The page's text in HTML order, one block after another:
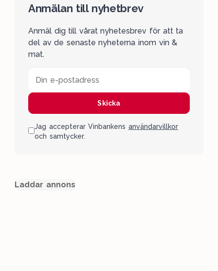
Anmälan till nyhetbrev
Anmäl dig till vårat nyhetesbrev för att ta
del av de senaste nyheterna inom vin &
mat.
Din e-postadress
Skicka
Jag accepterar Vinbankens användarvillkor
och samtycker.
Laddar annons